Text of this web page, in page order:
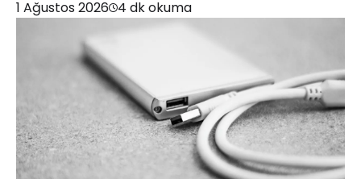
1 Ağustos 2026 4 dk okuma